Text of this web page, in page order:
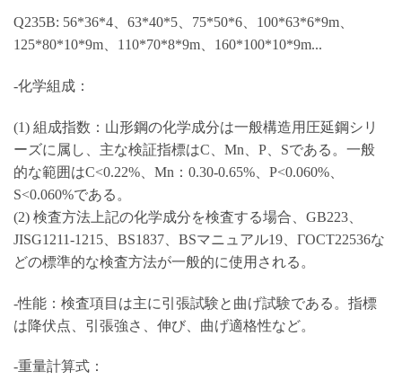
Q235B: 56*36*4、63*40*5、75*50*6、100*63*6*9m、
125*80*10*9m、110*70*8*9m、160*100*10*9m...
-化学組成：
(1) 組成指数：山形鋼の化学成分は一般構造用圧延鋼シリ
ーズに属し、主な検証指標はC、Mn、P、Sである。一般
的な範囲はC<0.22%、Mn：0.30-0.65%、P<0.060%、
S<0.060%である。
(2) 検査方法上記の化学成分を検査する場合、GB223、
JISG1211-1215、BS1837、BSマニュアル19、ГОСТ22536な
どの標準的な検査方法が一般的に使用される。
-性能：検査項目は主に引張試験と曲げ試験である。指標
は降伏点、引張強さ、伸び、曲げ適格性など。
-重量計算式：